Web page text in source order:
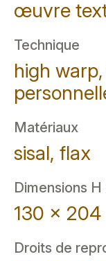
œuvre
Technique
high
Matériaux
sisal, flax
Dimensions
130 x 204
Droits de